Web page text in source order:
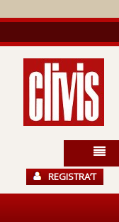
REGISTRA’T